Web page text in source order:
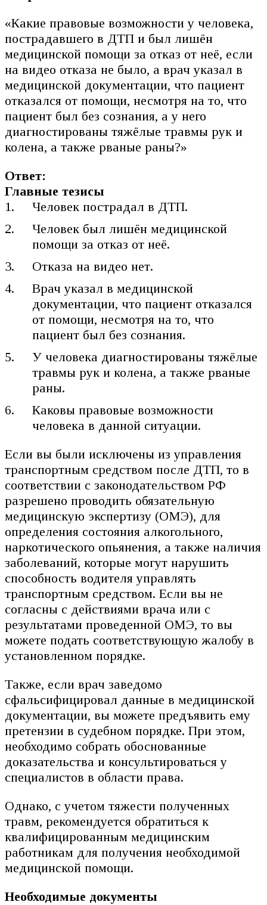
«Какие правовые возможности у человека,
пострадавшего в ДТП и был лишён
медицинской помощи за отказ от неё, если
на видео отказа не было, а врач указал в
медицинской документации, что пациент
отказался от помощи, несмотря на то, что
пациент был без сознания, а у него
диагностированы тяжёлые травмы рук и
колена, а также рваные раны?»
Ответ:
Главные тезисы
Человек пострадал в ДТП.
Человек был лишён медицинской
помощи за отказ от неё.
Отказа на видео нет.
Врач указал в медицинской
документации, что пациент отказался
от помощи, несмотря на то, что
пациент был без сознания.
У человека диагностированы тяжёлые
травмы рук и колена, а также рваные
раны.
Каковы правовые возможности
человека в данной ситуации.
Если вы были исключены из управления
транспортным средством после ДТП, то в
соответствии с законодательством РФ
разрешено проводить обязательную
медицинскую экспертизу (ОМЭ), для
определения состояния алкогольного,
наркотического опьянения, а также наличия
заболеваний, которые могут нарушить
способность водителя управлять
транспортным средством. Если вы не
согласны с действиями врача или с
результатами проведенной ОМЭ, то вы
можете подать соответствующую жалобу в
установленном порядке.
Также, если врач заведомо
сфальсифицировал данные в медицинской
документации, вы можете предъявить ему
претензии в судебном порядке. При этом,
необходимо собрать обоснованные
доказательства и консультироваться у
специалистов в области права.
Однако, с учетом тяжести полученных
травм, рекомендуется обратиться к
квалифицированным медицинским
работникам для получения необходимой
медицинской помощи.
Необходимые документы